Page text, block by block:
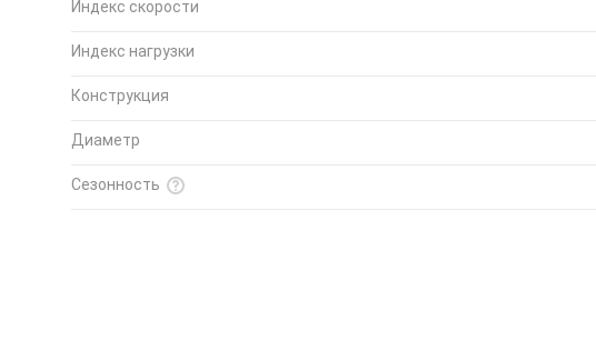
Индекс скорости
Индекс нагрузки
Конструкция
Диаметр
Сезонность